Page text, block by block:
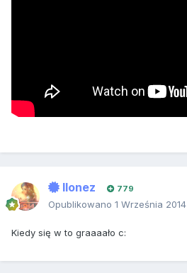
Ilonez 779
Opublikowano 1 Września 2014
Kiedy się w to graaaało c: